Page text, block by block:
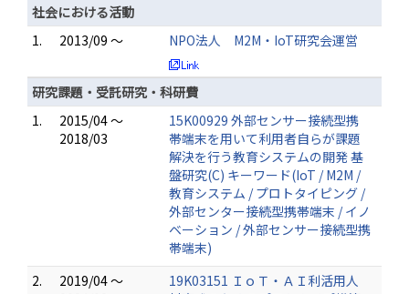
社会における活動
1.
2013/09 ～ NPO法人 M2M・IoT研究会運営
研究課題・受託研究・科研費
1.
2015/04 ～
2018/03
15K00929 外部センサー接続型携
帯端末を用いて利用者自らが課題
解決を行う教育システムの開発 基
盤研究(C) キーワード(IoT / M2M /
教育システム / プロトタイピング /
外部センター接続型携帯端末 / イノ
ベーション / 外部センサー接続型携
帯端末)
2.
2019/04 ～
19K03151 ＩｏＴ・ＡＩ利活用人